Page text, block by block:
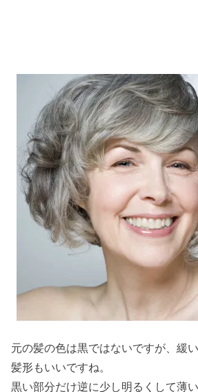
元の髪の色は黒ではないですが、緩
髪形もいいですね。
黒い部分だけ逆に少し明るくして薄